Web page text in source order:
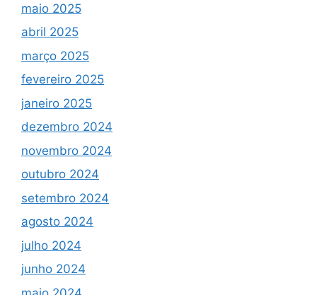
maio 2025
abril 2025
março 2025
fevereiro 2025
janeiro 2025
dezembro 2024
novembro 2024
outubro 2024
setembro 2024
agosto 2024
julho 2024
junho 2024